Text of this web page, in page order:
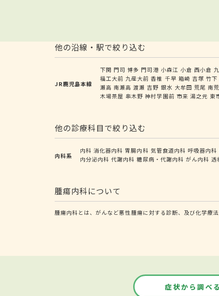
他の沿線・駅で絞り込む
JR鹿児島本線
下関 門司 博多 門司港 小森江 小倉 西小倉
福工大前 九産大前 香椎 千早 箱崎 吉塚 竹下
瀬高 南瀬高 渡瀬 吉野 銀水 大牟田 荒尾 南
木場茶屋 串木野 神村学園前 市来 湯之元 東
他の診療科目で絞り込む
内科系
内科 消化器内科 胃腸内科 気管食道内科 呼吸器内科
内分泌内科 代謝内科 糖尿病・代謝内科 がん内科 透
腫瘍内科について
腫瘍内科とは、がんなど悪性腫瘍に対する診断、及び化学療
症状から調べる